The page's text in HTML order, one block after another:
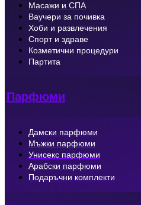
Масажи и СПА
Ваучери за почивка
Хоби и развлечения
Спорт и здраве
Козметични процедури
Партита
Парфюми
Дамски парфюми
Мъжки парфюми
Унисекс парфюми
Арабски парфюми
Подаръчни комплекти